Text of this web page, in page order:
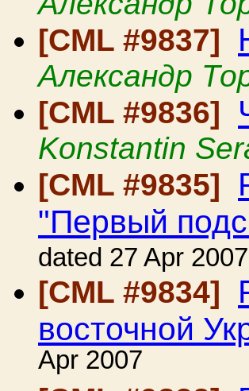
[CML #9837]
Александр
[CML #9836]
Konstantin
[CML #9835]
"Первый
dated 27 Apr 2007
[CML #9834]
восточной
Apr 2007